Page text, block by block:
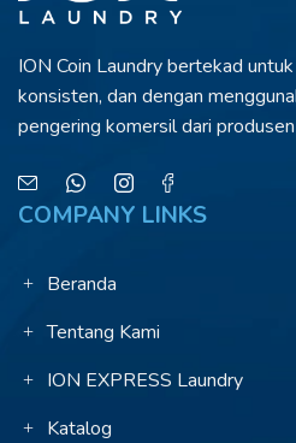
ION Coin Laundry bertekad
konsisten, dan dengan
pengering komersil dari
COMPANY LINKS
Beranda
Tentang Kami
ION EXPRESS Laundry
Katalog